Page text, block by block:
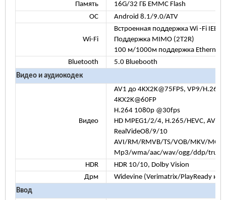
Память
16G/32 ГБ EMMC Flash
ОС
Android 8.1/9.0/ATV
Wi-Fi
Встроенная поддержка Wi -Fi
Поддержка MIMO (2T2R)
100 м/1000м поддержка Ethernet
Bluetooth
5.0 Bluebooth
Видео и аудиокодек
Видео
AV1 до 4KX2K@75FPS, VP9/H.265
4KX2K@60FP
H.264 1080p @30fps
HD MPEG1/2/4, H.265/HEVC,
RealVideO8/9/10
AVI/RM/RMVB/TS/VOB/MKV/
Mp3/wma/aac/wav/ogg/ddp/
HDR
HDR 10/10, Dolby Vision
Дрм
Widevine (Verimatrix/PlayReady
Ввод